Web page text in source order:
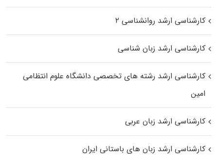
کارشناسی ارشد روانشناسی ۲
کارشناسی ارشد زبان شناسی
کارشناسی ارشد رﺷﺘﻪ ﻫﺎی تخصصی داﻧﺸﮕﺎه ﻋﻠﻮم انتظامی
اﻣﻴﻦ
کارشناسی ارشد زبان عربی
کارشناسی ارشد زبان‌ های باستانی ایران